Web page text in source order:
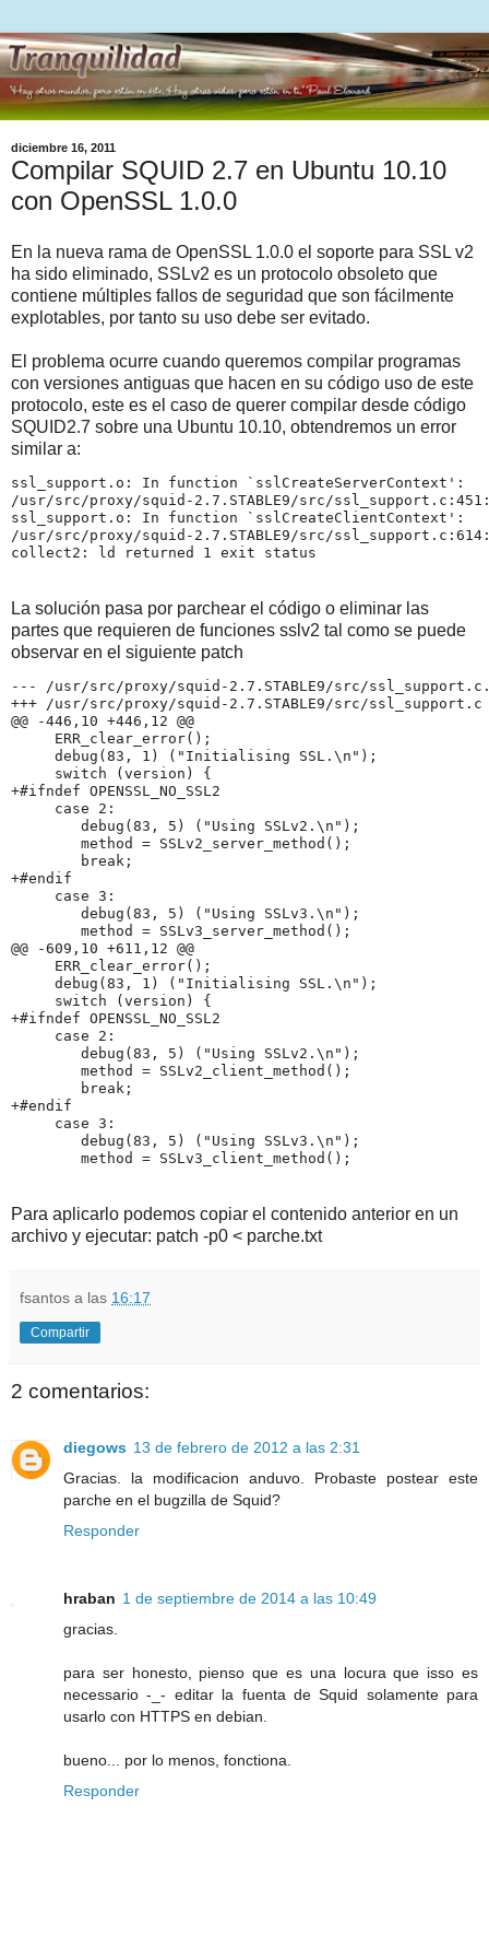
diciembre 16, 2011
Compilar SQUID 2.7 en Ubuntu 10.10
con OpenSSL 1.0.0
En la nueva rama de OpenSSL 1.0.0 el soporte para SSL v2
ha sido eliminado, SSLv2 es un protocolo obsoleto que
contiene múltiples fallos de seguridad que son fácilmente
explotables, por tanto su uso debe ser evitado.
El problema ocurre cuando queremos compilar programas
con versiones antiguas que hacen en su código uso de este
protocolo, este es el caso de querer compilar desde código
SQUID2.7 sobre una Ubuntu 10.10, obtendremos un error
similar a:
ssl_support.o: In function `sslCreateServerContext':
/usr/src/proxy/squid-2.7.STABLE9/src/
ssl_support.o: In function `sslCreateClientContext':
/usr/src/proxy/squid-2.7.STABLE9/src/
La solución pasa por parchear el código o eliminar las
partes que requieren de funciones sslv2 tal como se puede
observar en el siguiente patch
--- /usr/src/proxy/squid-2.7.STABLE9/src/
+++ /usr/src/proxy/squid-2.7.STABLE9/src/ssl_support.c
@@ -446,10 +446,12 @@
     ERR_clear_error();
     debug(83, 1) ("Initialising SSL.\n");
     switch (version) {
+#ifndef OPENSSL_NO_SSL2
     case 2:
        debug(83, 5) ("Using SSLv2.\n");
        method = SSLv2_server_method();
        break;
+#endif
     case 3:
        debug(83, 5) ("Using SSLv3.\n");
        method = SSLv3_server_method();
@@ -609,10 +611,12 @@
     ERR_clear_error();
     debug(83, 1) ("Initialising SSL.\n");
     switch (version) {
+#ifndef OPENSSL_NO_SSL2
     case 2:
        debug(83, 5) ("Using SSLv2.\n");
        method = SSLv2_client_method();
        break;
+#endif
     case 3:
        debug(83, 5) ("Using SSLv3.\n");
Para aplicarlo podemos copiar el contenido anterior en un
archivo y ejecutar: patch -p0 < parche.txt
fsantos a las 16:17
Compartir
2 comentarios:
diegows 13 de febrero de 2012 a las 2:31
Gracias. la modificacion anduvo. Probaste postear este
parche en el bugzilla de Squid?
Responder
hraban 1 de septiembre de 2014 a las 10:49
gracias.
para ser honesto, pienso que es una locura que isso es
necessario -_- editar la fuenta de Squid solamente para
usarlo con HTTPS en debian.
bueno... por lo menos, fonctiona.
Responder